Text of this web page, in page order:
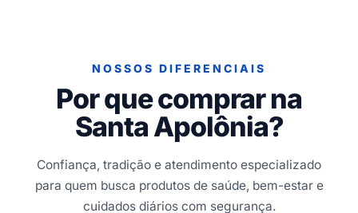
NOSSOS DIFERENCIAIS
Por que comprar na
Santa Apolônia?
Confiança, tradição e atendimento especializado
para quem busca produtos de saúde, bem-estar e
cuidados diários com segurança.